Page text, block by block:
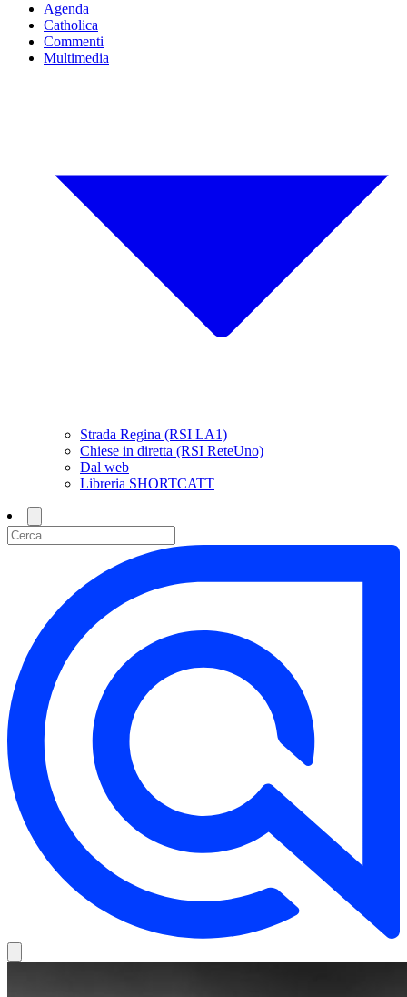
Agenda
Catholica
Commenti
Multimedia
Strada Regina (RSI LA1)
Chiese in diretta (RSI ReteUno)
Dal web
Libreria SHORTCATT